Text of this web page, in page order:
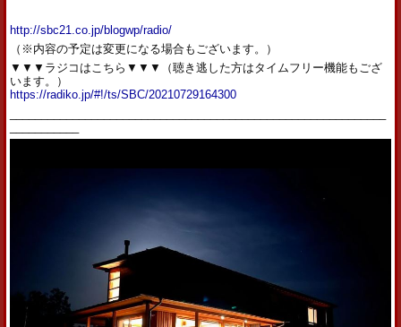
http://sbc21.co.jp/blogwp/radio/
（※内容の予定は変更になる場合もございます。）
▼▼▼ラジコはこちら▼▼▼（聴き逃した方はタイムフリー機能もござ
います。）
https://radiko.jp/#!/ts/SBC/20210729164300